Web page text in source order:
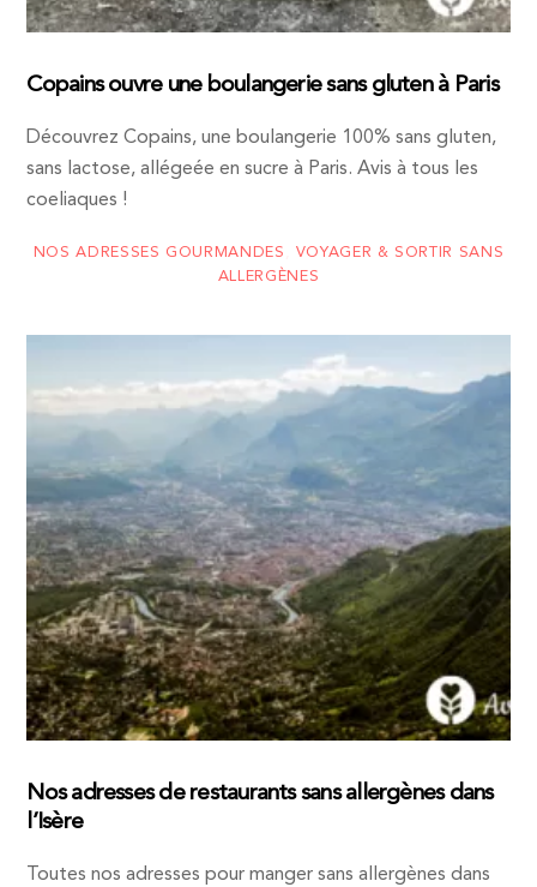
Copains ouvre une boulangerie sans gluten à Paris
Découvrez Copains, une boulangerie 100% sans gluten,
sans lactose, allégeée en sucre à Paris. Avis à tous les
coeliaques !
NOS ADRESSES GOURMANDES
VOYAGER & SORTIR SANS
ALLERGÈNES
Nos adresses de restaurants sans allergènes dans
l’Isère
Toutes nos adresses pour manger sans allergènes dans